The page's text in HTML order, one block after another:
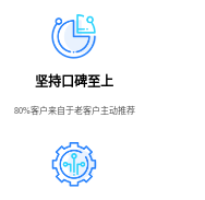
坚持口碑至上
80%客户来自于老客户主动推荐